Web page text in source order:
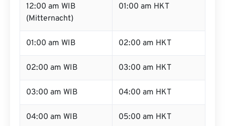
12:00 am WIB
(Mitternacht)
01:00 am HKT
01:00 am WIB 02:00 am HKT
02:00 am WIB 03:00 am HKT
03:00 am WIB 04:00 am HKT
04:00 am WIB 05:00 am HKT